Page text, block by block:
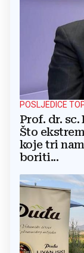
POSLJEDICE
Prof. dr. sc.
Što
koje tri
boriti...